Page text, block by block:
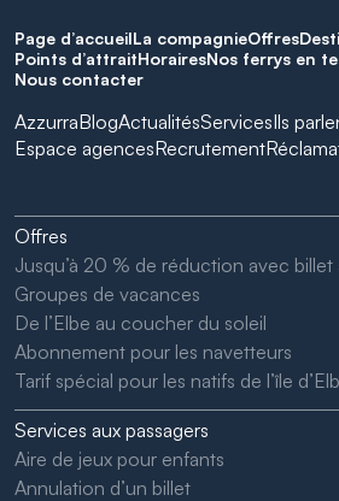
Page d’accueilLa compagnieOffres
Points d’attraitHorairesNos ferrys en
Nous contacter
AzzurraBlogActualitésServicesIls
Espace agencesRecrutement
Offres
Jusqu’à 20 % de réduction avec
Groupes de vacances
De l’Elbe au coucher du soleil
Abonnement pour les navetteurs
Tarif spécial pour les natifs de l’île
Services aux passagers
Aire de jeux pour enfants
Annulation d’un billet